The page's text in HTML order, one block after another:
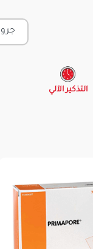
التذكير الآلي